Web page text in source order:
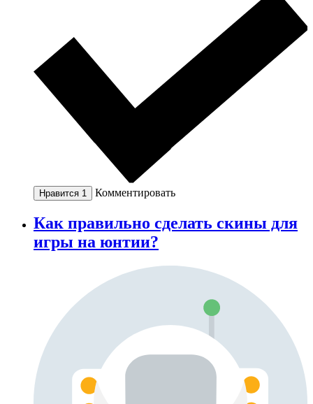
Нравится 1 Комментировать
Как правильно сделать скины для
игры на юнтии?